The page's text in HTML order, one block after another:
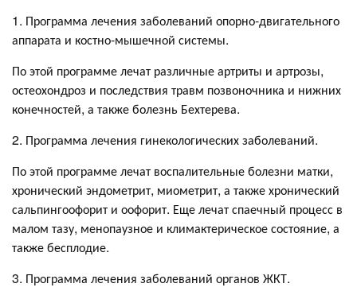
1. Программа лечения заболеваний опорно-двигательного
аппарата и костно-мышечной системы.
По этой программе лечат различные артриты и артрозы,
остеохондроз и последствия травм позвоночника и нижних
конечностей, а также болезнь Бехтерева.
2. Программа лечения гинекологических заболеваний.
По этой программе лечат воспалительные болезни матки,
хронический эндометрит, миометрит, а также хронический
сальпингоофорит и оофорит. Еще лечат спаечный процесс в
малом тазу, менопаузное и климактерическое состояние, а
также бесплодие.
3. Программа лечения заболеваний органов ЖКТ.